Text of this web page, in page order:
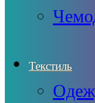
Текстиль